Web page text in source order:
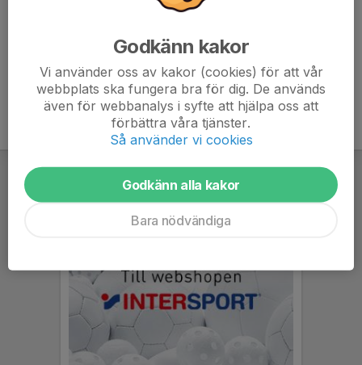
Godkänn kakor
Vi använder oss av kakor (cookies) för att vår
webbplats ska fungera bra för dig. De används
även för webbanalys i syfte att hjälpa oss att
förbättra våra tjänster.
Så använder vi cookies
Godkänn alla kakor
Bara nödvändiga